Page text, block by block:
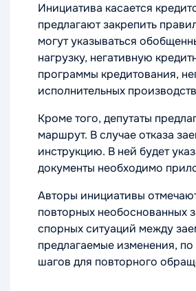
Инициатива касается
предлагают закрепить
могут указываться
нагрузку, негативную
программы кредитования,
исполнительных
Кроме того, депутаты
маршрут. В случае отказа
инструкцию. В ней будет
документы необходимо
Авторы инициативы
повторных необоснованных
спорных ситуаций между
предлагаемые изменения,
шагов для повторного